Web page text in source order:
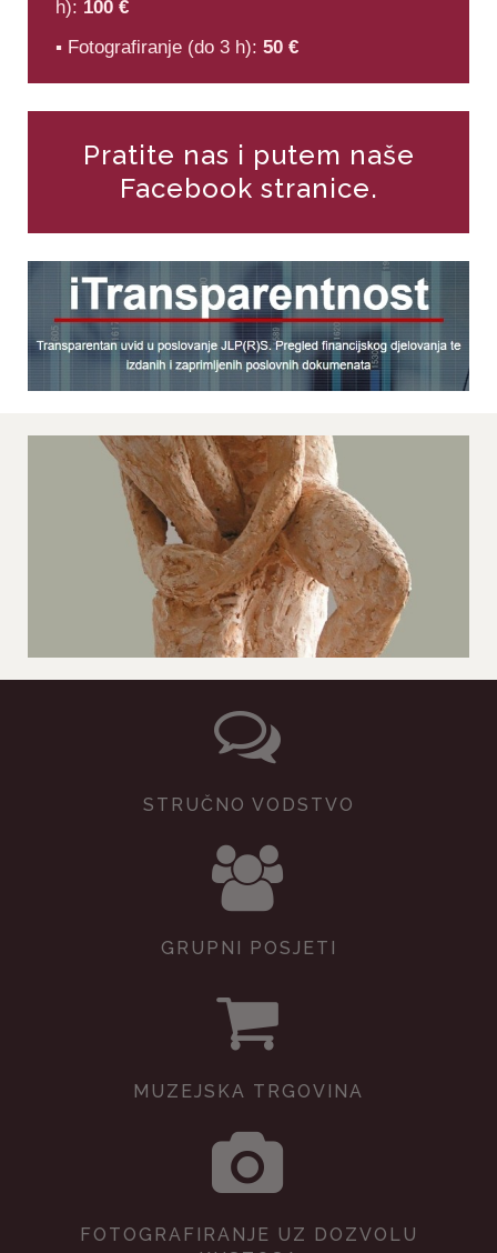
h): 100 €
▪ Fotografiranje (do 3 h): 50 €
Pratite nas i putem naše
Facebook stranice.
STRUČNO VODSTVO
GRUPNI POSJETI
MUZEJSKA TRGOVINA
FOTOGRAFIRANJE UZ DOZVOLU